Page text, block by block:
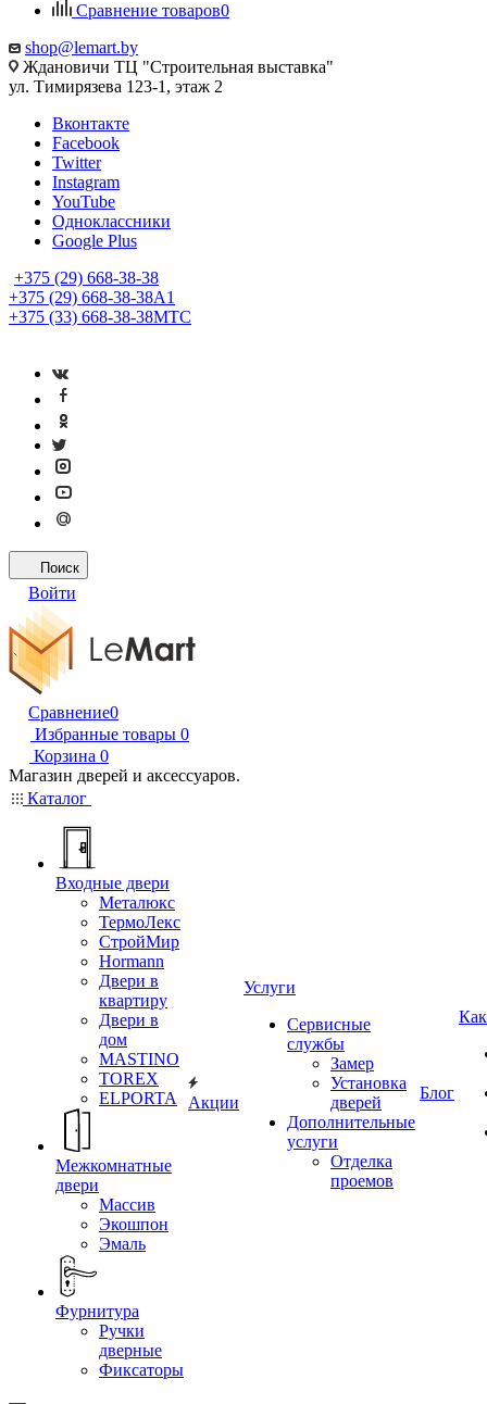
Сравнение товаров0
shop@lemart.by
Ждановичи ТЦ "Строительная выставка"
ул. Тимирязева 123-1, этаж 2
Вконтакте
Facebook
Twitter
Instagram
YouTube
Одноклассники
Google Plus
+375 (29) 668-38-38
+375 (29) 668-38-38A1
+375 (33) 668-38-38МТС
Поиск
Войти
Сравнение0
Избранные товары 0
Корзина 0
Магазин дверей и аксессуаров.
Каталог
Входные двери
Металюкс
ТермоЛекс
СтройМир
Hormann
Двери в
квартиру
Двери в
дом
MASTINO
TOREX
ELPORTA
Межкомнатные
двери
Массив
Экошпон
Эмаль
Фурнитура
Ручки
дверные
Фиксаторы
Акции
Услуги
Сервисные
службы
Замер
Установка
дверей
Дополнительные
услуги
Отделка
проемов
Блог